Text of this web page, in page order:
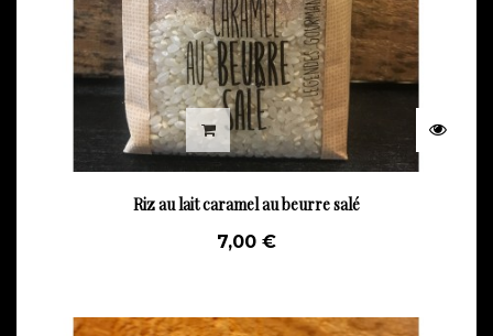
Riz au lait caramel au beurre salé
7,00 €